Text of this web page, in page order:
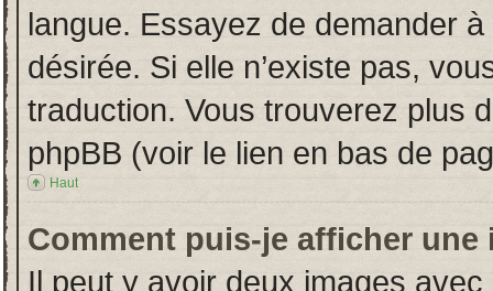
langue. Essayez de demander à
désirée. Si elle n’existe pas,
traduction. Vous trouverez plus
phpBB (voir le lien en bas de
Haut
Comment puis-je afficher une
Il peut y avoir deux images